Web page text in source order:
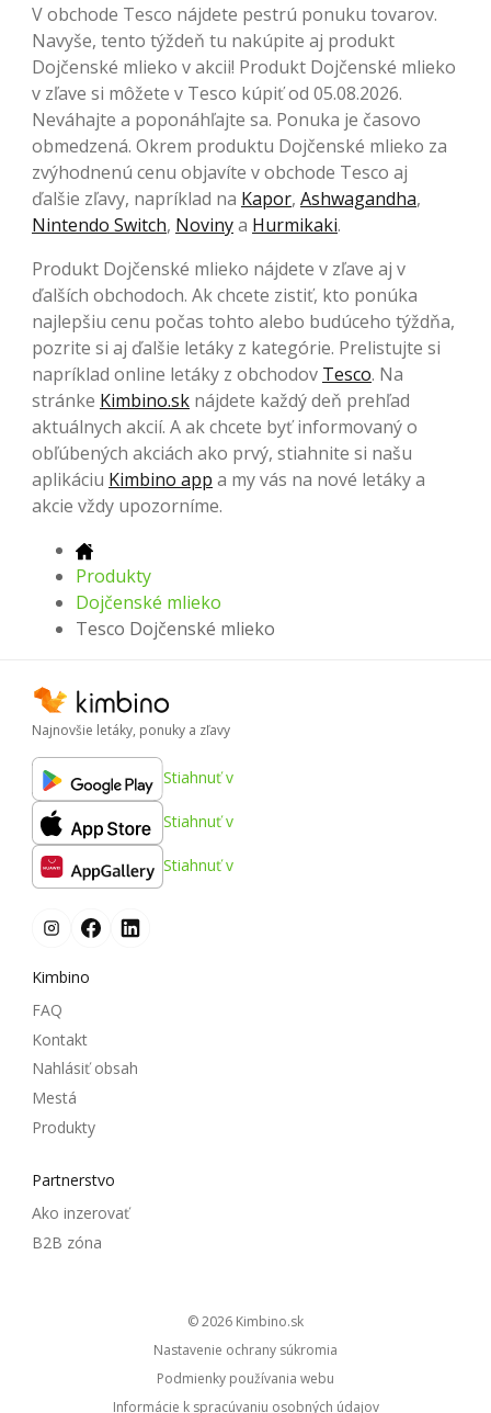
V obchode Tesco nájdete pestrú ponuku tovarov.
Navyše, tento týždeň tu nakúpite aj produkt
Dojčenské mlieko v akcii! Produkt Dojčenské mlieko
v zľave si môžete v Tesco kúpiť od 05.08.2026.
Neváhajte a poponáhľajte sa. Ponuka je časovo
obmedzená. Okrem produktu Dojčenské mlieko za
zvýhodnenú cenu objavíte v obchode Tesco aj
ďalšie zľavy, napríklad na Kapor, Ashwagandha,
Nintendo Switch, Novinya Hurmikaki.
Produkt Dojčenské mlieko nájdete v zľave aj v
ďalších obchodoch. Ak chcete zistiť, kto ponúka
najlepšiu cenu počas tohto alebo budúceho týždňa,
pozrite si aj ďalšie letáky z kategórie. Prelistujte si
napríklad online letáky z obchodov Tesco. Na
stránke Kimbino.sk nájdete každý deň prehľad
aktuálnych akcií. A ak chcete byť informovaný o
obľúbených akciách ako prvý, stiahnite si našu
aplikáciu Kimbino app a my vás na nové letáky a
akcie vždy upozorníme.
Produkty
Dojčenské mlieko
Tesco Dojčenské mlieko
Najnovšie letáky, ponuky a zľavy
Stiahnuť v
Stiahnuť v
Stiahnuť v
Kimbino
FAQ
Kontakt
Nahlásiť obsah
Mestá
Produkty
Partnerstvo
Ako inzerovať
B2B zóna
© 2026
kimbino.sk
Nastavenie ochrany súkromia
Podmienky používania webu
Informácie k spracúvaniu osobných údajov